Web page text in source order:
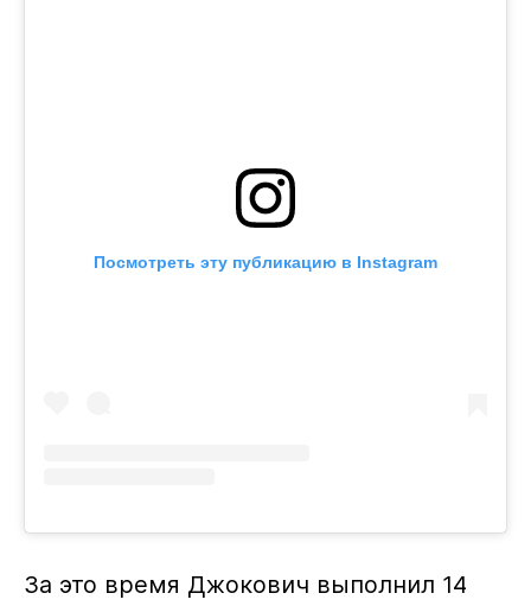
Посмотреть эту публикацию в Instagram
За это время Джокович выполнил 14